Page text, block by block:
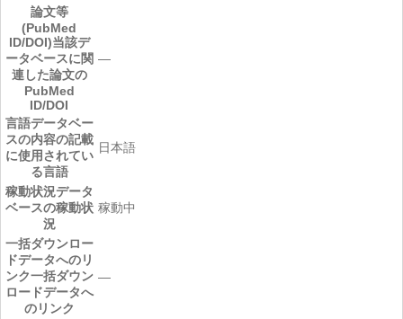
論文等
(PubMed
ID/DOI)当該デ
ータベースに関
連した論文の
PubMed
ID/DOI
―
言語データベー
スの内容の記載
に使用されてい
る言語
日本語
稼動状況データ
ベースの稼動状
況
稼動中
一括ダウンロー
ドデータへのリ
ンク一括ダウン
ロードデータへ
のリンク
―